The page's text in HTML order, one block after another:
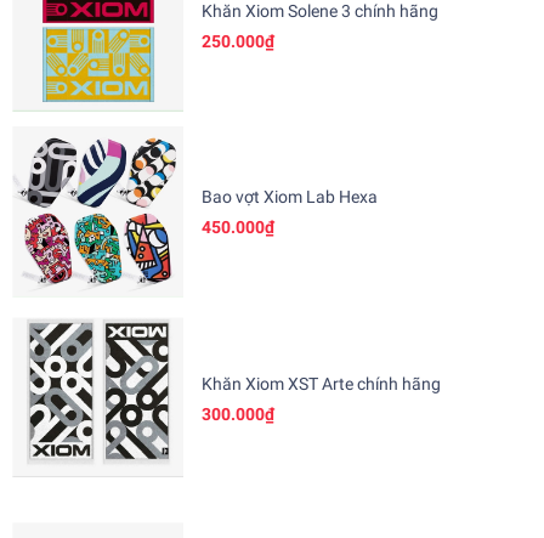
Khăn Xiom Solene 3 chính hãng
250.000₫
Bao vợt Xiom Lab Hexa
450.000₫
Khăn Xiom XST Arte chính hãng
300.000₫